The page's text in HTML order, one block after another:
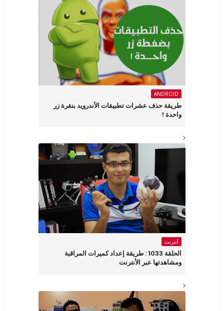
ANDROID
طريقة حذف عشرات تطبيقات الأندرويد بنقرة زر
واحدة !
أنترنت
الحلقة 1033 : طريقة إعداد كميرات المراقبة
ومشاهدتها عبر الأنترنت